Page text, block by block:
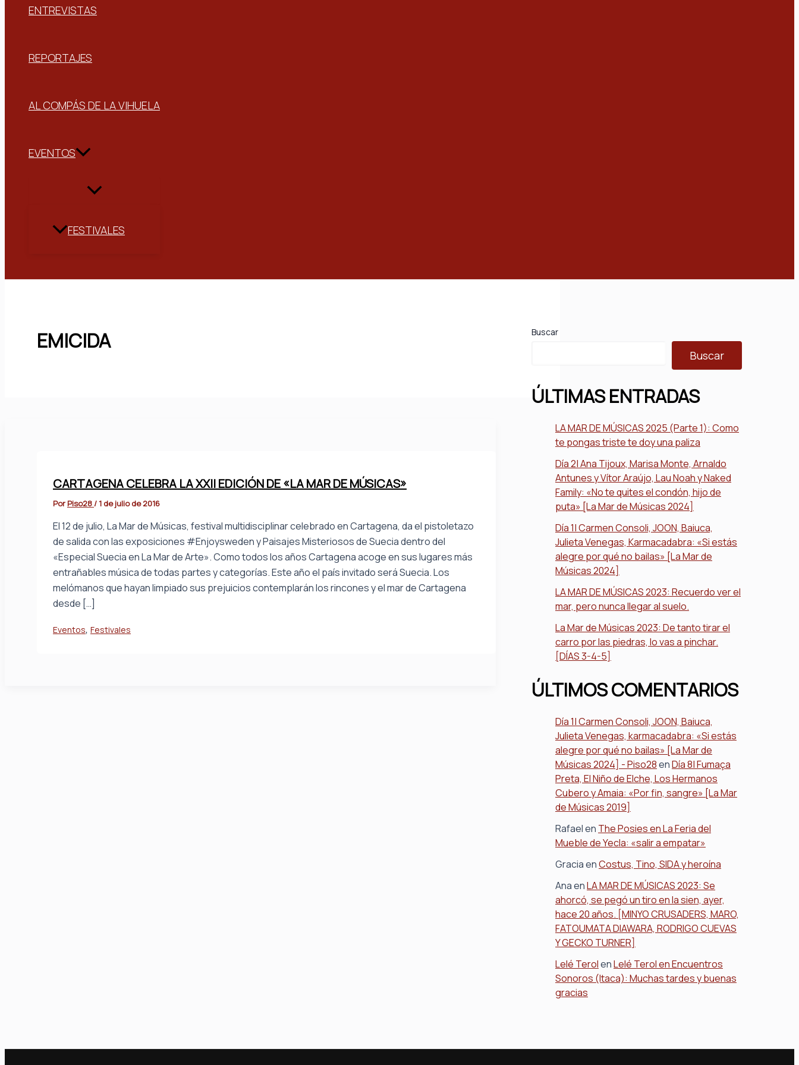
ENTREVISTAS
REPORTAJES
AL COMPÁS DE LA VIHUELA
EVENTOS
FESTIVALES
EMICIDA
CARTAGENA CELEBRA LA XXII EDICIÓN DE «LA MAR DE MÚSICAS»
Por Piso28/ 1 de julio de 2016
El 12 de julio, La Mar de Músicas, festival multidisciplinar celebrado en Cartagena, da el pistoletazo
de salida con las exposiciones #Enjoysweden y Paisajes Misteriosos de Suecia dentro del
«Especial Suecia en La Mar de Arte». Como todos los años Cartagena acoge en sus lugares más
entrañables música de todas partes y categorías. Este año el país invitado será Suecia. Los
melómanos que hayan limpiado sus prejuicios contemplarán los rincones y el mar de Cartagena
desde […]
Eventos, Festivales
Buscar
Buscar
ÚLTIMAS ENTRADAS
LA MAR DE MÚSICAS 2025 (Parte 1): Como
te pongas triste te doy una paliza
Día 2| Ana Tijoux, Marisa Monte, Arnaldo
Antunes y Vítor Araújo, Lau Noah y Naked
Family: «No te quites el condón, hijo de
puta» [La Mar de Músicas 2024]
Día 1| Carmen Consoli, JOON, Baiuca,
Julieta Venegas, Karmacadabra: «Si estás
alegre por qué no bailas» [La Mar de
Músicas 2024]
LA MAR DE MÚSICAS 2023: Recuerdo ver el
mar, pero nunca llegar al suelo.
La Mar de Músicas 2023: De tanto tirar el
carro por las piedras, lo vas a pinchar.
[DÍAS 3-4-5]
ÚLTIMOS COMENTARIOS
Día 1| Carmen Consoli, JOON, Baiuca,
Julieta Venegas, karmacadabra: «Si estás
alegre por qué no bailas» [La Mar de
Músicas 2024] - Piso28enDía 8| Fumaça
Preta, El Niño de Elche, Los Hermanos
Cubero y Amaia: «Por fin, sangre» [La Mar
de Músicas 2019]
Rafaelen The Posies en La Feria del
Mueble de Yecla: «salir a empatar»
GraciaenCostus, Tino, SIDA y heroína
AnaenLA MAR DE MÚSICAS 2023: Se
ahorcó, se pegó un tiro en la sien, ayer,
hace 20 años. [MINYO CRUSADERS, MARO,
FATOUMATA DIAWARA, RODRIGO CUEVAS
Y GECKO TURNER]
Lelé TerolenLelé Terol en Encuentros
Sonoros (Itaca): Muchas tardes y buenas
gracias